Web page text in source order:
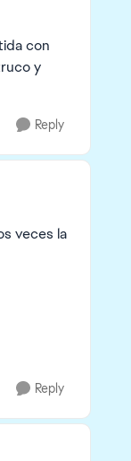
con
y
Reply
veces la
Reply